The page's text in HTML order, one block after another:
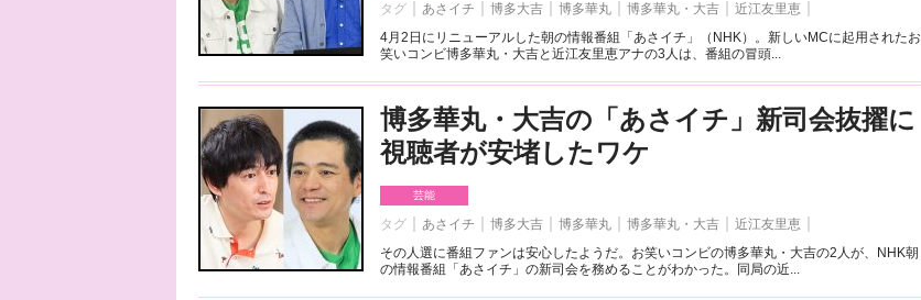
タグ あさイチ 博多大吉 博多華丸 博多華丸・大吉
近江友里恵
4月2日にリニューアルした朝の情報番組「あさイチ」（NHK）。新しいMCに起用されたお
笑いコンビ博多華丸・大吉と近江友里恵アナの3人は、番組の冒頭...
博多華丸・大吉の「あさイチ」新司会抜擢に
視聴者が安堵したワケ
芸能
タグ あさイチ 博多大吉 博多華丸 博多華丸・大吉
近江友里恵
その人選に番組ファンは安心したようだ。お笑いコンビの博多華丸・大吉の2人が、NHK朝
の情報番組「あさイチ」の新司会を務めることがわかった。同局の近...